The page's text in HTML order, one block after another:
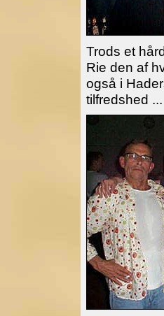
Trods et
Rie den af
også i
tilfredshed ...